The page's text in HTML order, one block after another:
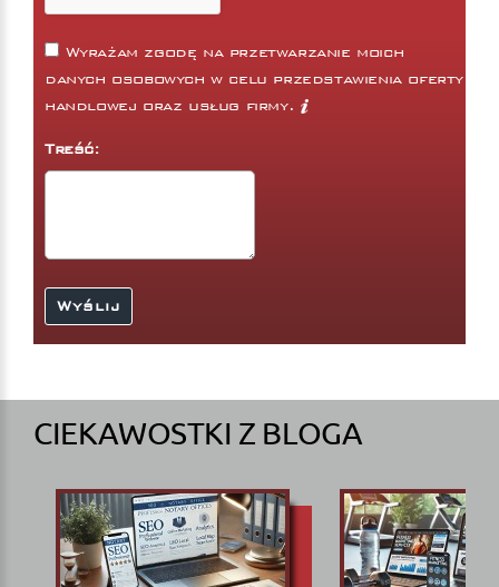
Wyrażam zgodę na przetwarzanie moich
danych osobowych w celu przedstawienia oferty
handlowej oraz usług firmy.
Treść:
CIEKAWOSTKI Z BLOGA